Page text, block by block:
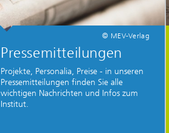
© MEV-Verlag
Pressemitteilungen
Projekte, Personalia, Preise - in unseren
Pressemitteilungen finden Sie alle
wichtigen Nachrichten und Infos zum
Institut.